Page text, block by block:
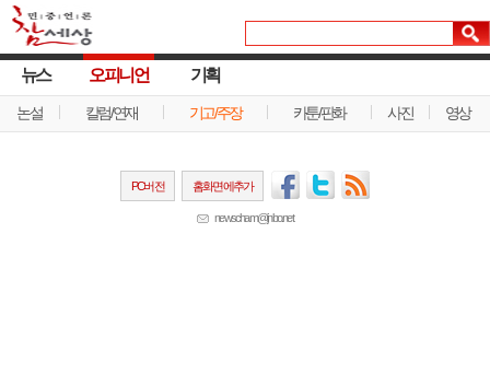
뉴스 오피니언
논설 칼럼/연재 기고/주장 카툰/판화 사진 영상
기획
PC버전 홈화면에추가
newscham@jinbo.net